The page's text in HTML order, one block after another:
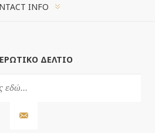
INFO
ΔΕΛΤΊΟ